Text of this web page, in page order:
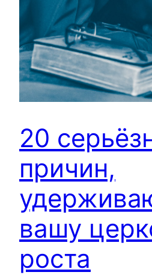
20
причин,
вашу
роста